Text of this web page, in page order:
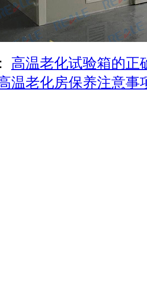
高温老化试验箱的正
温老化房保养注意事